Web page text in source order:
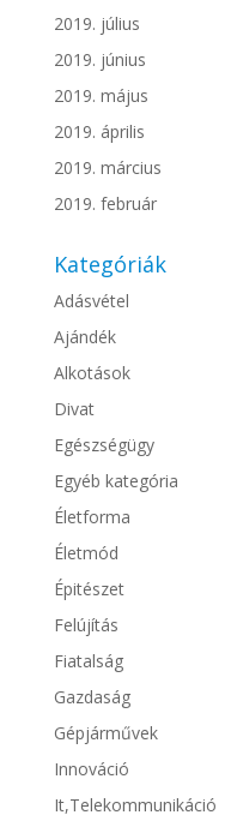
2019. július
2019. június
2019. május
2019. április
2019. március
2019. február
Kategóriák
Adásvétel
Ajándék
Alkotások
Divat
Egészségügy
Egyéb kategória
Életforma
Életmód
Épitészet
Felújítás
Fiatalság
Gazdaság
Gépjárművek
Innováció
It,Telekommunikáció